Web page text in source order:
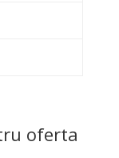
oferta